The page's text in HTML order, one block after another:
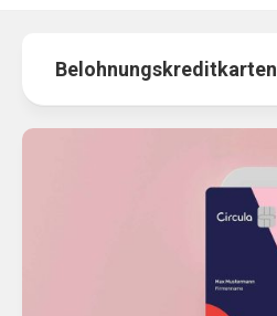
Belohnungskreditkarten